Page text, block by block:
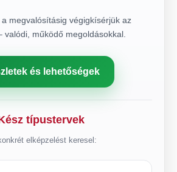
a megvalósításig végigkísérjük az
valódi, működő megoldásokkal.
és lehetőségek
típustervek
elképzelést keresel: